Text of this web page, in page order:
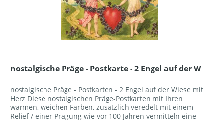
nostalgische Präge - Postkarte - 2 Engel auf der W
nostalgische Präge - Postkarten - 2 Engel auf der Wiese mit
Herz Diese nostalgischen Präge-Postkarten mit Ihren
warmen, weichen Farben, zusätzlich veredelt mit einem
Relief / einer Prägung wie vor 100 Jahren vermitteln eine